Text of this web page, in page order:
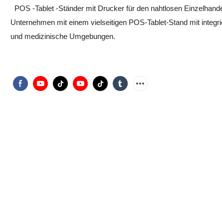
POS -Tablet -Ständer mit Drucker für den nahtlosen
Unternehmen mit einem vielseitigen POS-Tablet-Stand mit
und medizinische Umgebungen.